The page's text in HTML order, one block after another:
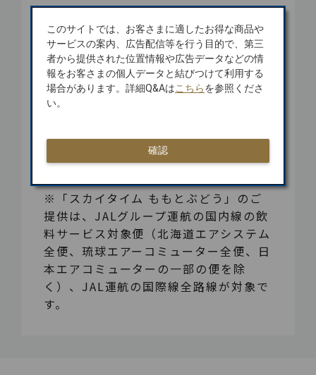
※「スカイタイム ももとぶどう」のご
提供は、JALグループ運航の国内線の飲
料サービス対象便（北海道エアシステム
全便、琉球エアーコミューター全便、日
本エアコミューターの一部の便を除
く）、JAL運航の国際線全路線が対象で
す。
このサイトでは、お客さまに適したお得な商品や
サービスの案内、広告配信等を行う目的で、第三
者から提供された位置情報や広告データなどの情
報をお客さまの個人データと結びつけて利用する
場合があります。詳細Q&Aはこちらを参照くださ
い。
確認